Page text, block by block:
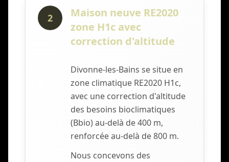
2
Maison neuve RE2020
zone H1c avec
correction d'altitude
Divonne-les-Bains se situe en
zone climatique RE2020 H1c,
avec une correction d'altitude
des besoins bioclimatiques
(Bbio) au-delà de 400 m,
renforcée au-delà de 800 m.
Nous concevons des